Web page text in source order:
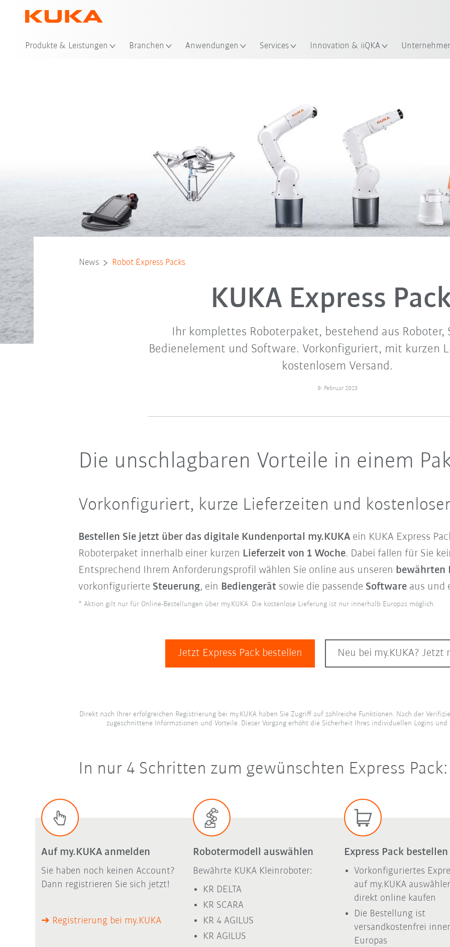
Produkte & Leistungen Branchen Anwendungen Services Innovation & iiQKA
News Robot Express Packs
KUKA Express
Ihr komplettes Roboterpaket, bestehend aus Roboter,
Bedienelement und Software. Vorkonfiguriert, mit kurzen
kostenlosem Versand.
9. Februar 2023
Die unschlagbaren Vorteile in einem
Vorkonfiguriert, kurze Lieferzeiten und
Bestellen Sie jetzt über das digitale Kundenportal my.KUKA ein KUKA Express
Roboterpaket innerhalb einer kurzen Lieferzeit von 1 Woche. Dabei fallen für Sie
Entsprechend Ihrem Anforderungsprofil wählen Sie online aus unseren bewährten
vorkonfigurierte Steuerung, ein Bediengerätsowie die passende Softwareaus und
* Aktion gilt nur für Online-Bestellungen über my.KUKA. Die kostenlose Lieferung ist nur innerhalb Europas möglich.
Jetzt Express Pack bestellen Neu bei my.KUKA? Jetzt
Direkt nach Ihrer erfolgreichen Registrierung bei my.KUKA haben Sie Zugriff auf zahlreiche Funktionen. Nach der
zugeschnittene Informationen und Vorteile. Dieser Vorgang erhöht die Sicherheit Ihres individuellen Logins und
In nur 4 Schritten zum gewünschten Express Pack:
Auf my.KUKA anmelden
Sie haben noch keinen Account?
Dann registrieren Sie sich jetzt!
➔ Registrierung bei my.KUKA
Robotermodell auswählen
Bewährte KUKA Kleinroboter:
KR DELTA
KR SCARA
KR 4 AGILUS
KR AGILUS
Express Pack bestellen
Vorkonfiguriertes
auf my.KUKA
direkt online kaufen
Die Bestellung ist
versandkostenfrei
Europas